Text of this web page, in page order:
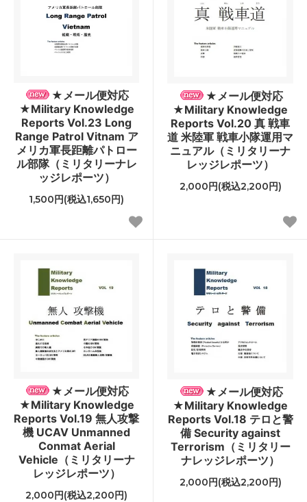
★メール便対応
★Military Knowledge
Reports Vol.23 Long
Range Patrol Vitnam ア
メリカ軍長距離パトロー
ル部隊（ミリタリーナレ
ッジレポーツ）
1,500円(税込1,650円)
★メール便対応
★Military Knowledge
Reports Vol.20 真 戦車
道 米陸軍 戦車小隊運用マ
ニュアル（ミリタリーナ
レッジレポーツ）
2,000円(税込2,200円)
★メール便対応
★Military Knowledge
Reports Vol.19 無人攻撃
機 UCAV Unmanned
Conmat Aerial
Vehicle（ミリタリーナ
レッジレポーツ）
2,000円(税込2,200円)
★メール便対応
★Military Knowledge
Reports Vol.18 テロと警
備 Security against
Terrorism（ミリタリー
ナレッジレポーツ）
2,000円(税込2,200円)